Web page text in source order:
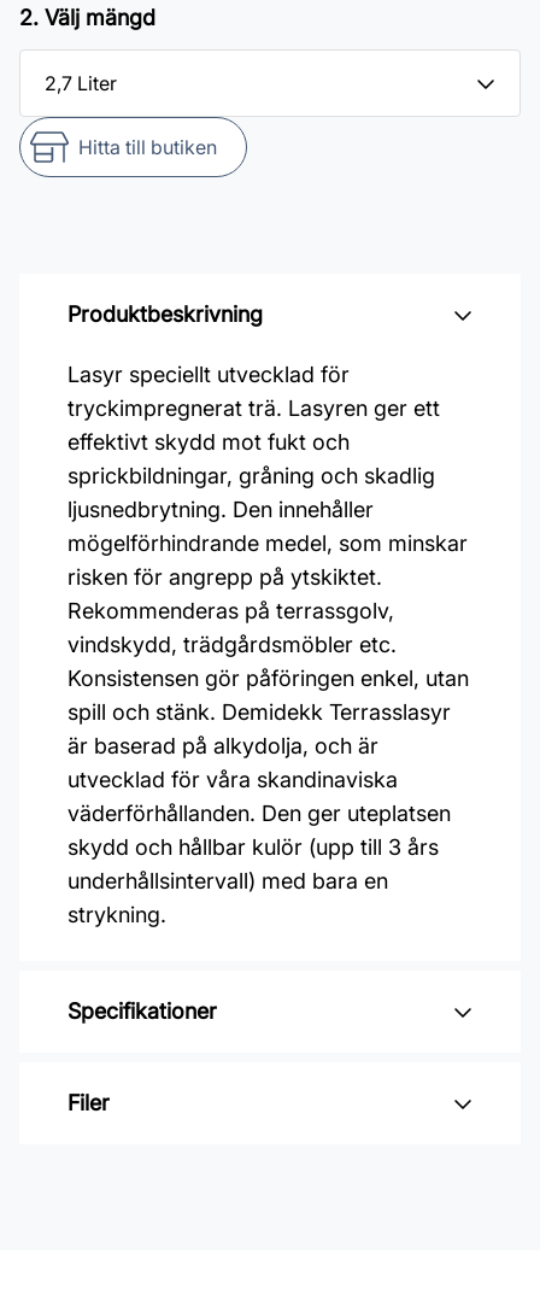
2. Välj mängd
Hitta till butiken
Produktbeskrivning
Lasyr speciellt utvecklad för
tryckimpregnerat trä. Lasyren ger ett
effektivt skydd mot fukt och
sprickbildningar, gråning och skadlig
ljusnedbrytning. Den innehåller
mögelförhindrande medel, som minskar
risken för angrepp på ytskiktet.
Rekommenderas på terrassgolv,
vindskydd, trädgårdsmöbler etc.
Konsistensen gör påföringen enkel, utan
spill och stänk. Demidekk Terrasslasyr
är baserad på alkydolja, och är
utvecklad för våra skandinaviska
väderförhållanden. Den ger uteplatsen
skydd och hållbar kulör (upp till 3 års
underhållsintervall) med bara en
Specifikationer
Varumärke: Jotun
Filer